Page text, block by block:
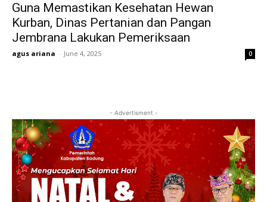
Guna Memastikan Kesehatan Hewan
Kurban, Dinas Pertanian dan Pangan
Jembrana Lakukan Pemeriksaan
agus ariana - June 4, 2025 0
- Advertisment -